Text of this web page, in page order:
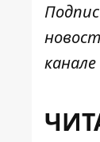
канале